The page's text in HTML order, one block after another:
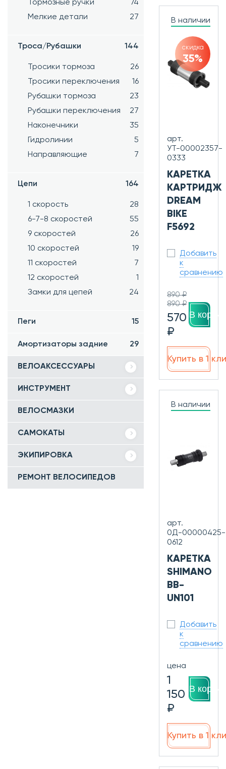
Тормозные ручки
74
Мелкие детали
27
Троса/Рубашки 144
Тросики тормоза
26
Тросики переключения
16
Рубашки тормоза
23
Рубашки переключения
27
Наконечники
35
Гидролинии
5
Направляющие
7
Цепи 164
1 скорость
28
6-7-8 скоростей
55
9 скоростей
26
10 скоростей
19
11 скоростей
7
12 скоростей
1
Замки для цепей
24
Пеги 15
Амортизаторы задние 29
ВЕЛОАКСЕССУАРЫ
ИНСТРУМЕНТ
ВЕЛОСМАЗКИ
САМОКАТЫ
ЭКИПИРОВКА
РЕМОНТ ВЕЛОСИПЕДОВ
В наличии
скидка
35%
арт.
УТ-00002357-
0333
КАРЕТКА
КАРТРИДЖ
DREAM
BIKE
F5692
Добавить
к
сравнению
890 ₽
890 ₽
570
₽
В
Купить в 1
В наличии
арт.
0Д-00000425-
0612
КАРЕТКА
SHIMANO
BB-
UN101
Добавить
к
сравнению
цена
1
150
₽
В
Купить в 1